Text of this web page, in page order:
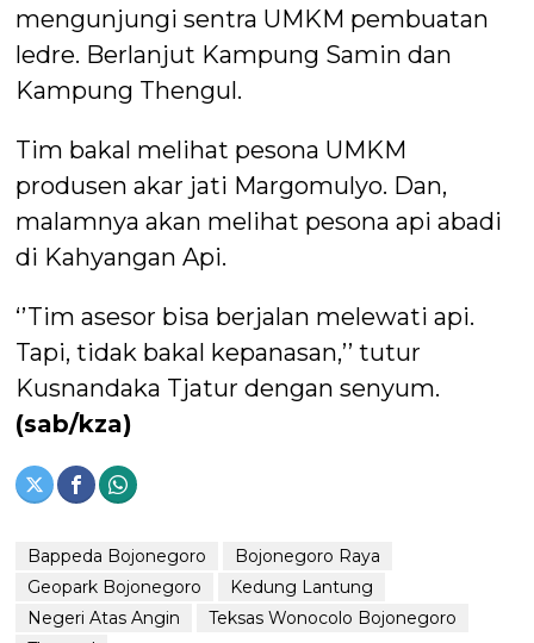
mengunjungi sentra UMKM pembuatan
ledre. Berlanjut Kampung Samin dan
Kampung Thengul.
Tim bakal melihat pesona UMKM
produsen akar jati Margomulyo. Dan,
malamnya akan melihat pesona api abadi
di Kahyangan Api.
‘’Tim asesor bisa berjalan melewati api.
Tapi, tidak bakal kepanasan,’’ tutur
Kusnandaka Tjatur dengan senyum.
(sab/kza)
Bappeda Bojonegoro
Bojonegoro Raya
Geopark Bojonegoro
Kedung Lantung
Negeri Atas Angin
Teksas Wonocolo Bojonegoro